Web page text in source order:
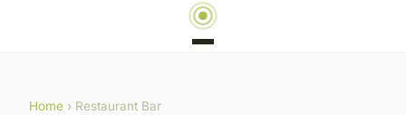
Home › Restaurant Bar